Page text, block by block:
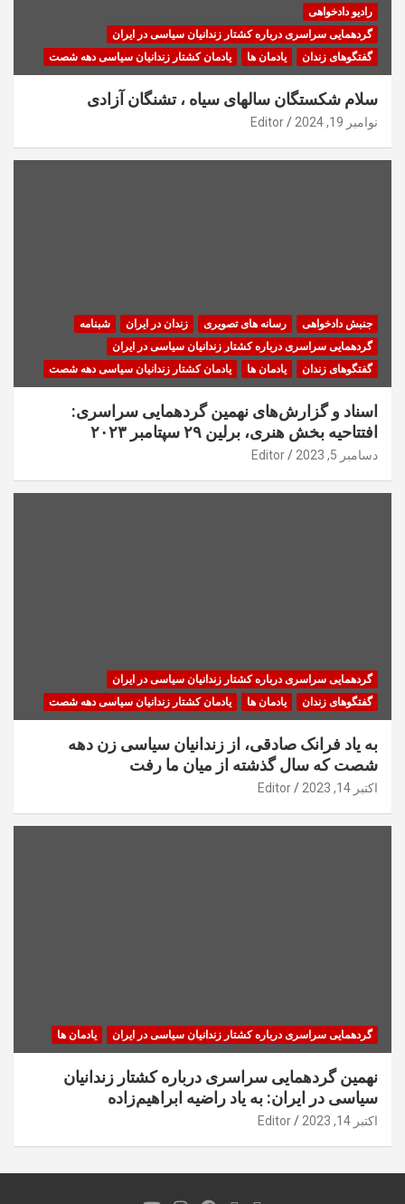
رادیو دادخواهی
گردهمایی سراسری درباره کشتار زندانیان سیاسی در ایران
گفتگوهای زندان
یادمان ها یادمان کشتار زندانیان سیاسی دهه شصت
سلام شکستگان سالهای سیاه ، تشنگان آزادی
نوامبر 19, 2024 Editor
جنبش دادخواهی رسانه های تصویری زندان در ایران
شبنامه
گردهمایی سراسری درباره کشتار زندانیان سیاسی در ایران
گفتگوهای زندان
یادمان ها یادمان کشتار زندانیان سیاسی دهه شصت
اسناد و گزارش‌های نهمین گردهمایی سراسری:
افتتاحیه بخش هنری، برلین ۲۹ سپتامبر ۲۰۲۳
دسامبر 5, 2023 Editor
گردهمایی سراسری درباره کشتار زندانیان سیاسی در ایران
گفتگوهای زندان
یادمان ها یادمان کشتار زندانیان سیاسی دهه شصت
به یاد فرانک صادقی، از زندانیان سیاسی زن دهه
شصت که سال گذشته از میان ما رفت
اکتبر 14, 2023 Editor
گردهمایی سراسری درباره کشتار زندانیان سیاسی در ایران یادمان ها
نهمین گردهمایی سراسری درباره کشتار زندانیان
سیاسی در ایران: به یاد راضیه ابراهیم‌زاده
اکتبر 14, 2023 Editor